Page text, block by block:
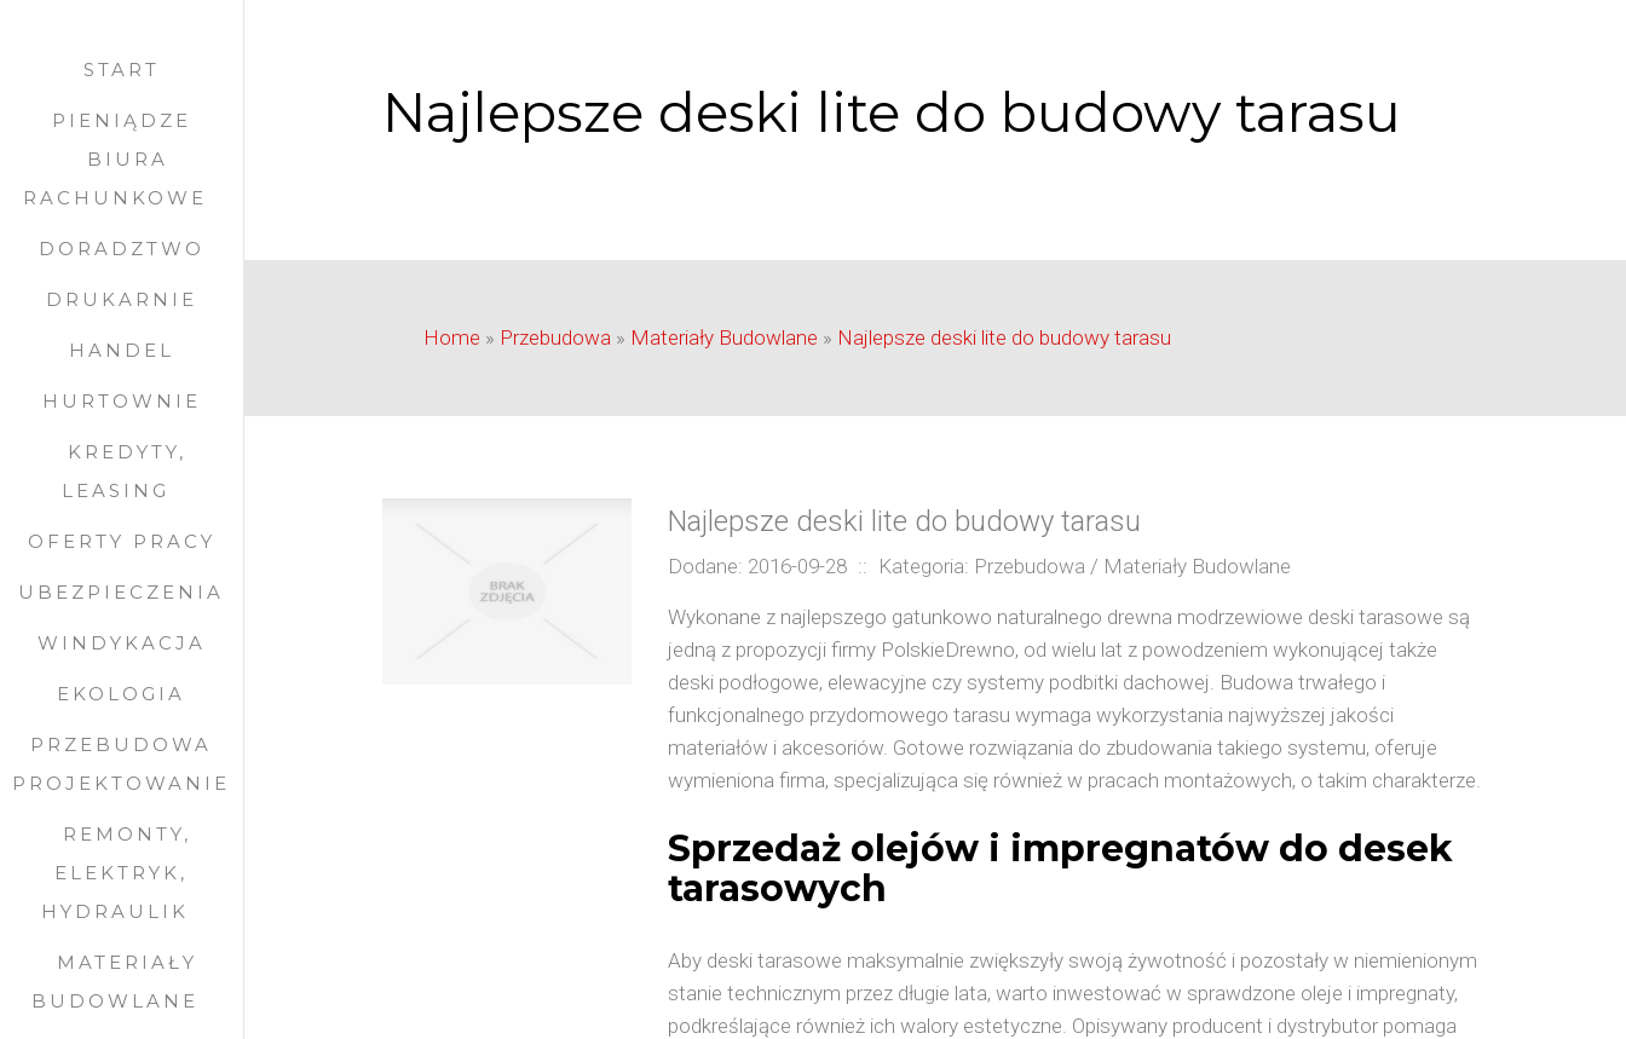
START
PIENIĄDZE
BIURA
RACHUNKOWE
DORADZTWO
DRUKARNIE
HANDEL
HURTOWNIE
KREDYTY,
LEASING
OFERTY PRACY
UBEZPIECZENIA
WINDYKACJA
EKOLOGIA
PRZEBUDOWA
PROJEKTOWANIE
REMONTY,
ELEKTRYK,
HYDRAULIK
MATERIAŁY
BUDOWLANE
Najlepsze deski lite do budowy tarasu
Home » Przebudowa» Materiały Budowlane » Najlepsze deski lite do budowy tarasu
Najlepsze deski lite do budowy tarasu
Dodane: 2016-09-28 :: Kategoria: Przebudowa / Materiały Budowlane
Wykonane z najlepszego gatunkowo naturalnego drewna modrzewiowe deski tarasowe są
jedną z propozycji firmy PolskieDrewno, od wielu lat z powodzeniem wykonującej także
deski podłogowe, elewacyjne czy systemy podbitki dachowej. Budowa trwałego i
funkcjonalnego przydomowego tarasu wymaga wykorzystania najwyższej jakości
materiałów i akcesoriów. Gotowe rozwiązania do zbudowania takiego systemu, oferuje
wymieniona firma, specjalizująca się również w pracach montażowych, o takim charakterze.
Sprzedaż olejów i impregnatów do desek
tarasowych
Aby deski tarasowe maksymalnie zwiększyły swoją żywotność i pozostały w niemienionym
stanie technicznym przez długie lata, warto inwestować w sprawdzone oleje i impregnaty,
podkreślające również ich walory estetyczne. Opisywany producent i dystrybutor pomaga